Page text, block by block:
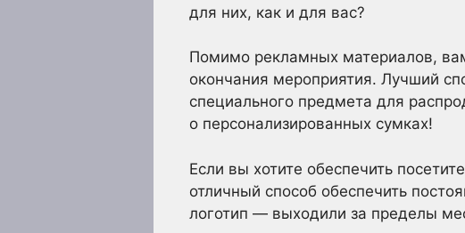
для них, как и для вас?
Помимо рекламных материалов,
окончания мероприятия. Лучший
специального предмета для
о персонализированных сумках!
Если вы хотите обеспечить
отличный способ обеспечить
логотип — выходили за пределы